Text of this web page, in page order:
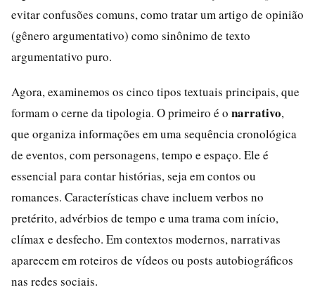
evitar confusões comuns, como tratar um artigo de opinião
(gênero argumentativo) como sinônimo de texto
argumentativo puro.
Agora, examinemos os cinco tipos textuais principais, que
formam o cerne da tipologia. O primeiro é o narrativo,
que organiza informações em uma sequência cronológica
de eventos, com personagens, tempo e espaço. Ele é
essencial para contar histórias, seja em contos ou
romances. Características chave incluem verbos no
pretérito, advérbios de tempo e uma trama com início,
clímax e desfecho. Em contextos modernos, narrativas
aparecem em roteiros de vídeos ou posts autobiográficos
nas redes sociais.